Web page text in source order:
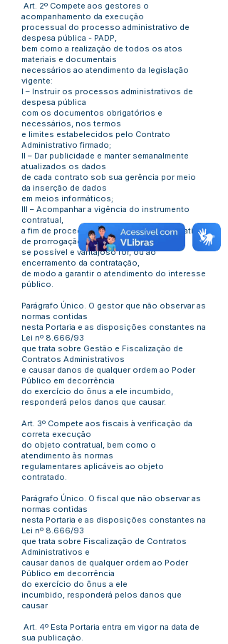
Art. 2º Compete aos gestores o
acompanhamento da execução
processual do processo administrativo de
despesa pública - PADP,
bem como a realização de todos os atos
materiais e documentais
necessários ao atendimento da legislação
vigente:
I – Instruir os processos administrativos de
despesa pública
com os documentos obrigatórios e
necessários, nos termos
e limites estabelecidos pelo Contrato
Administrativo firmado;
II – Dar publicidade e manter semanalmente
atualizados os dados
de cada contrato sob sua gerência por meio
da inserção de dados
em meios informáticos;
III – Acompanhar a vigência do instrumento
contratual,
a fim de proceder às diligências administrativas
de prorrogação,
se possível e vantajoso for, ou ao
encerramento da contratação,
de modo a garantir o atendimento do interesse
público.
Parágrafo Único. O gestor que não observar as
normas contidas
nesta Portaria e as disposições constantes na
Lei nº 8.666/93
que trata sobre Gestão e Fiscalização de
Contratos Administrativos
e causar danos de qualquer ordem ao Poder
Público em decorrência
do exercício do ônus a ele incumbido,
responderá pelos danos que causar.
Art. 3º Compete aos fiscais à verificação da
correta execução
do objeto contratual, bem como o
atendimento às normas
regulamentares aplicáveis ao objeto
contratado.
Parágrafo Único. O fiscal que não observar as
normas contidas
nesta Portaria e as disposições constantes na
Lei nº 8.666/93
que trata sobre Fiscalização de Contratos
Administrativos e
causar danos de qualquer ordem ao Poder
Público em decorrência
do exercício do ônus a ele
incumbido, responderá pelos danos que
causar
Art. 4º Esta Portaria entra em vigor na data de
sua publicação.